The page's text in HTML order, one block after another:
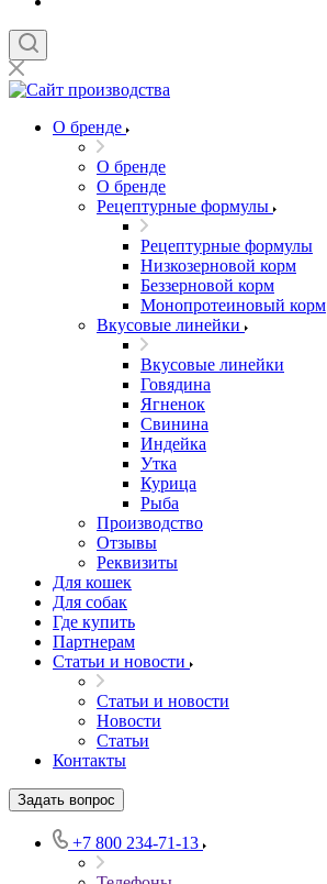
О бренде
О бренде
О бренде
Рецептурные формулы
Рецептурные формулы
Низкозерновой корм
Беззерновой корм
Монопротеиновый корм
Вкусовые линейки
Вкусовые линейки
Говядина
Ягненок
Свинина
Индейка
Утка
Курица
Рыба
Производство
Отзывы
Реквизиты
Для кошек
Для собак
Где купить
Партнерам
Статьи и новости
Статьи и новости
Новости
Статьи
Контакты
Задать вопрос
+7 800 234-71-13